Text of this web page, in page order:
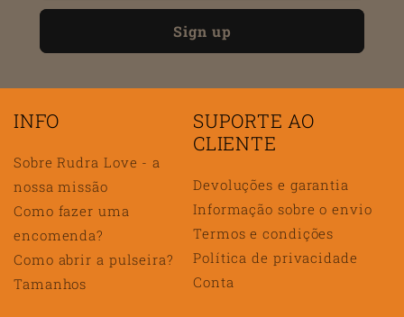
Sign up
INFO
Sobre Rudra Love - a
nossa missão
Como fazer uma
encomenda?
Como abrir a pulseira?
Tamanhos
SUPORTE AO
CLIENTE
Devoluções e garantia
Informação sobre o envio
Termos e condições
Política de privacidade
Conta